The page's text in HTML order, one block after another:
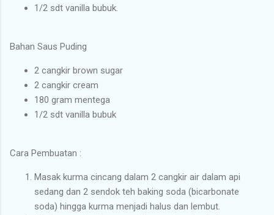
1/2 sdt vanilla bubuk.
Bahan Saus Puding
2 cangkir brown sugar
2 cangkir cream
180 gram mentega
1/2 sdt vanilla bubuk
Cara Pembuatan :
Masak kurma cincang dalam 2 cangkir air dalam api
sedang dan 2 sendok teh baking soda (bicarbonate
soda) hingga kurma menjadi halus dan lembut.